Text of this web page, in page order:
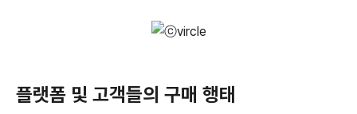
플랫폼 및 고객들의 구매 행태